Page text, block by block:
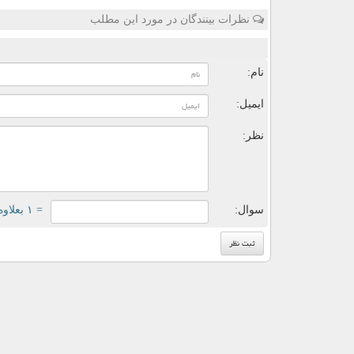
نظرات بینندگان در مورد این مطلب
نام:
ایمیل:
نظر:
سوال: = ۱ بعلاوه ۳